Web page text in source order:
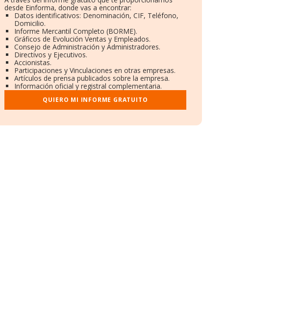
desde Einforma, donde vas a encontrar:
Datos identificativos: Denominación, CIF, Teléfono,
Domicilio.
Informe Mercantil Completo (BORME).
Gráficos de Evolución Ventas y Empleados.
Consejo de Administración y Administradores.
Directivos y Ejecutivos.
Accionistas.
Participaciones y Vinculaciones en otras empresas.
Artículos de prensa publicados sobre la empresa.
Información oficial y registral complementaria.
QUIERO MI INFORME GRATUITO